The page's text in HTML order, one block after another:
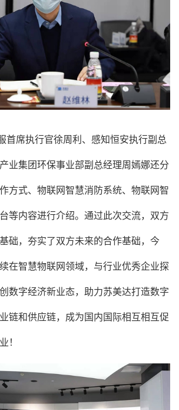
首席执行官徐周利、感知恒安执行副总
业集团环保事业部副总经理周嫣娜还分
方式、物联网智慧消防系统、物联网智
等内容进行介绍。通过此次交流，双方
础，夯实了双方未来的合作基础，今
在智慧物联网领域，与行业优秀企业探
数字经济新业态，助力苏美达打造数字
链和供应链，成为国内国际相互相互促
！